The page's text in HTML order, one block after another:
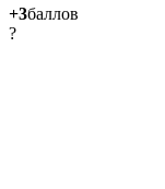
+3баллов
?